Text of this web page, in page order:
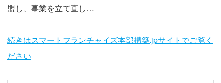
盟し、事業を立て直し…
続きはスマートフランチャイズ本部構築.jpサイトでご覧く
ださい